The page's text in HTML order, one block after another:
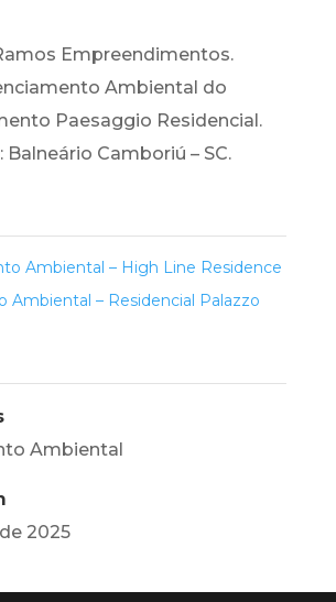
Empreendimentos.
Ambiental do
Paesaggio Residencial.
Balneário Camboriú – SC.
Ambiental – High Line Residence
Ambiental – Residencial Palazzo
Ambiental
2025